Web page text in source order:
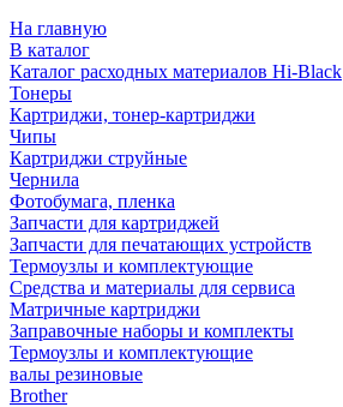
На главную
В каталог
Каталог расходных материалов Hi-Black
Тонеры
Картриджи, тонер-картриджи
Чипы
Картриджи струйные
Чернила
Фотобумага, пленка
Запчасти для картриджей
Запчасти для печатающих устройств
Термоузлы и комплектующие
Средства и материалы для сервиса
Матричные картриджи
Заправочные наборы и комплекты
Термоузлы и комплектующие
валы резиновые
Brother